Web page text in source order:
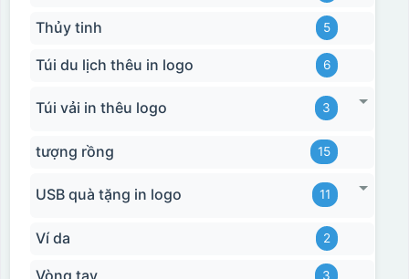
Thủy tinh 5
Túi du lịch thêu in logo 6
Túi vải in thêu logo 3
tượng rồng 15
USB quà tặng in logo 11
Ví da 2
Vòng tay 3